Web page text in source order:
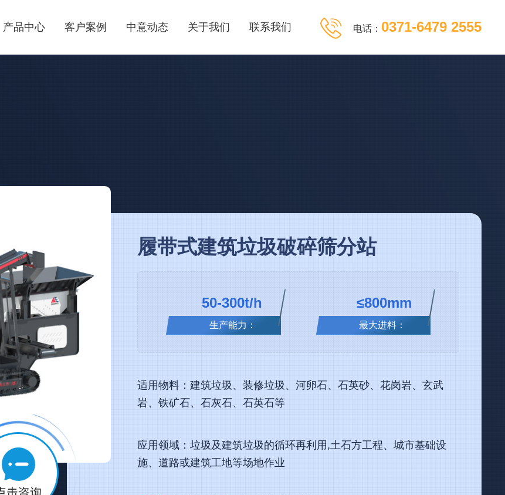
电话： 0371-6479 2555
产品中心 客户案例 中意动态 关于我们 联系我们
履带式建筑垃圾破碎筛分站
50-300t/h
生产能力：
≤800mm
最大进料：
适用物料：建筑垃圾、装修垃圾、河卵石、石英砂、花岗岩、玄武
岩、铁矿石、石灰石、石英石等
应用领域：垃圾及建筑垃圾的循环再利用,土石方工程、城市基础设
施、道路或建筑工地等场地作业